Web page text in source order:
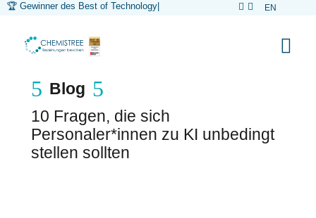
🏆 Gewinner des Best of Technology   EN


5 Blog 5
10 Fragen, die sich
Personaler*innen zu KI unbedingt
stellen sollten